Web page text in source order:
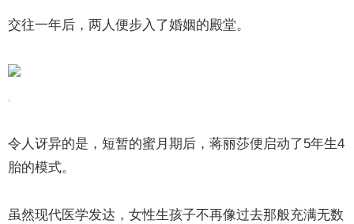
交往一年后，两人便步入了婚姻的殿堂。
令人讶异的是，短暂的蜜月期后，蒋丽莎便启动了5年生4
胎的模式。
虽然现代医学发达，女性生孩子不再像过去那般充满无数